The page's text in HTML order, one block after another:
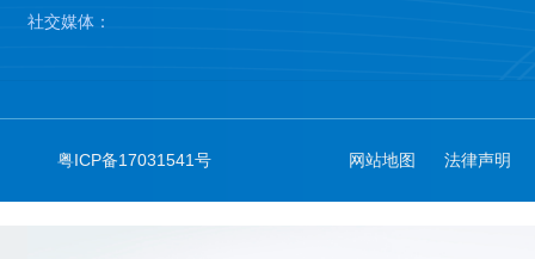
社交媒体：
粤ICP备17031541号 网站地图 法律声明